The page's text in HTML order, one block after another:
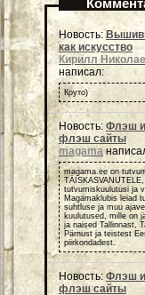
Новость:
как искусство
Кирилл
написал:
Круто)
Новость: Флэш
флэш сайты
magama
magama.ee on
tutvumiskuulutusi ja
Magamaklubis leiad
suhtluse ja muu
kuulutused, mille on
ja naised Tallinnast,
Pärnust ja teistest
piirkondadest.
Новость: Флэш
флэш сайты